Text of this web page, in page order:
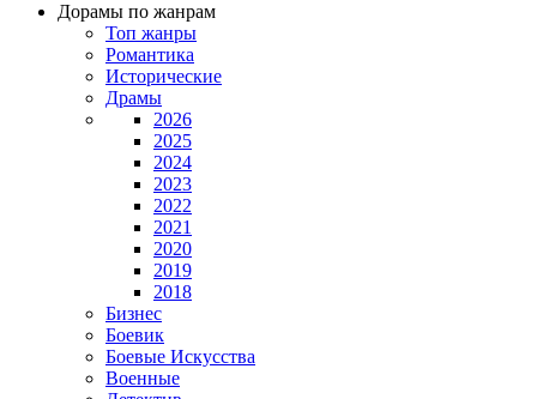
Дорамы по жанрам
Топ жанры
Романтика
Исторические
Драмы
2026
2025
2024
2023
2022
2021
2020
2019
2018
Бизнес
Боевик
Боевые Искусства
Военные